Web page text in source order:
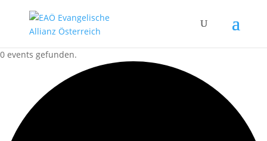
0 events gefunden.